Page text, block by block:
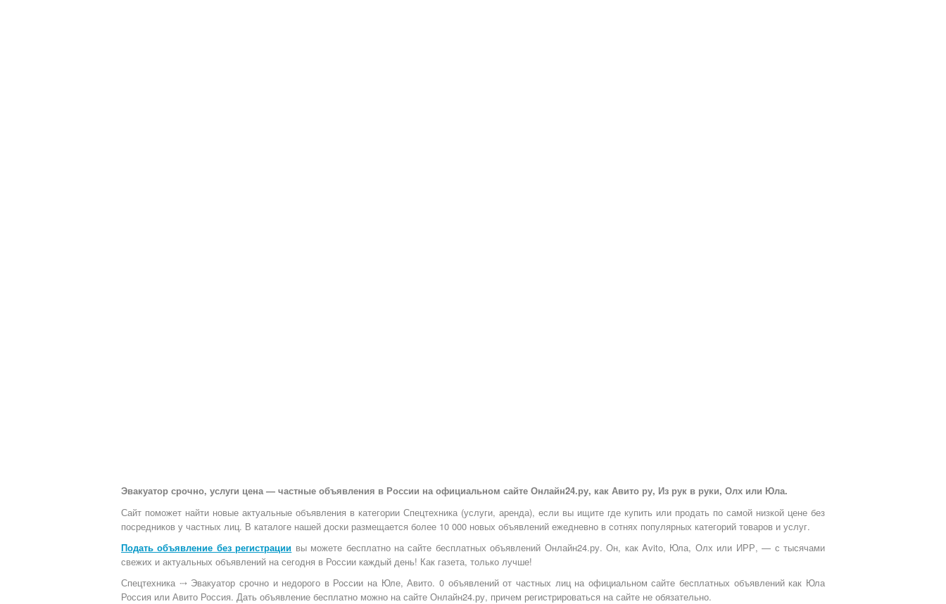
Эвакуатор срочно, услуги цена — частные объявления в России на официальном сайте Онлайн24.ру, как Авито ру, Из рук в руки, Олх или Юла.
Сайт поможет найти новые актуальные объявления в категории Спецтехника (услуги, аренда), если вы ищите где купить или продать по самой низкой цене без
посредников у частных лиц. В каталоге нашей доски размещается более 10 000 новых объявлений ежедневно в сотнях популярных категорий товаров и услуг.
Подать объявление без регистрации вы можете бесплатно насайте бесплатных объявлений Онлайн24.ру. Он, как Avito, Юла, Олх или ИРР, — с тысячами
свежих и актуальных объявлений на сегодня в России каждый день! Как газета, только лучше!
Спецтехника ⤏ Эвакуатор срочно и недорого в России на Юле, Авито. 0 объявлений от частных лиц на официальном сайте бесплатных объявлений как Юла
Россия или Авито Россия. Дать объявление бесплатно можно на сайте Онлайн24.ру, причем регистрироваться на сайте не обязательно.